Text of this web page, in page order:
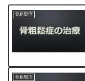
骨粗鬆症
骨粗鬆症